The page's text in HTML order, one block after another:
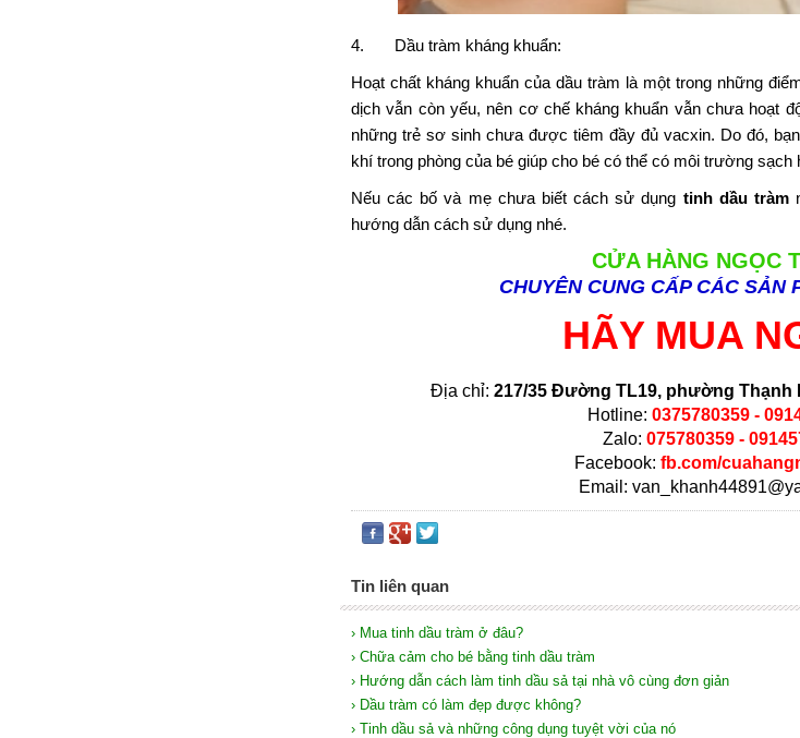
4. Dầu tràm kháng khuẩn:
Hoạt chất kháng khuẩn của dầu tràm là một trong những
dịch vẫn còn yếu, nên cơ chế kháng khuẩn vẫn chưa hoạt
những trẻ sơ sinh chưa được tiêm đầy đủ vacxin. Do đó,
khí trong phòng của bé giúp cho bé có thể có môi trường
Nếu các bố và mẹ chưa biết cách sử dụng tinh dầu tràm
hướng dẫn cách sử dụng nhé.
CỬA HÀNG NGỌC
CHUYÊN CUNG CẤP CÁC SẢN
HÃY MUA
Địa chỉ:217/35 Đường TL19, phường Thạnh
Hotline: 0375780359 -
Zalo: 075780359 -
Facebook: fb.com/
Email:
Tin liên quan
› Mua tinh dầu tràm ở đâu?
› Chữa cảm cho bé bằng tinh dầu tràm
› Hướng dẫn cách làm tinh dầu sả tại nhà vô cùng đơn giản
› Dầu tràm có làm đẹp được không?
› Tinh dầu sả và những công dụng tuyệt vời của nó